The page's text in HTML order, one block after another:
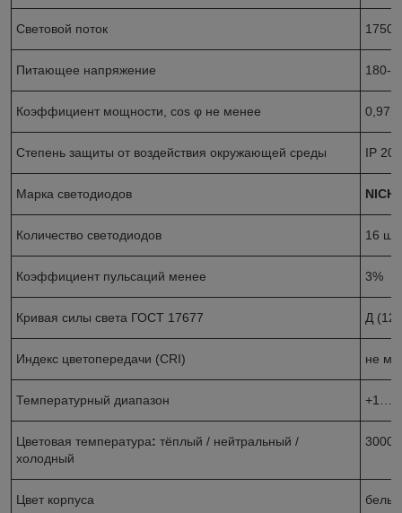
Световой поток 1750
Питающее напряжение 180-
Коэффициент мощности, cos φ не менее 0,97
Степень защиты от воздействия окружающей среды IP 20
Марка светодиодов
Количество светодиодов 16 шт
Коэффициент пульсаций менее 3%
Кривая силы света ГОСТ 17677 Д
Индекс цветопередачи (CRI) не
Температурный диапазон +1…
Цветовая температура: тёплый / нейтральный /
холодный
3000
Цвет корпуса белый